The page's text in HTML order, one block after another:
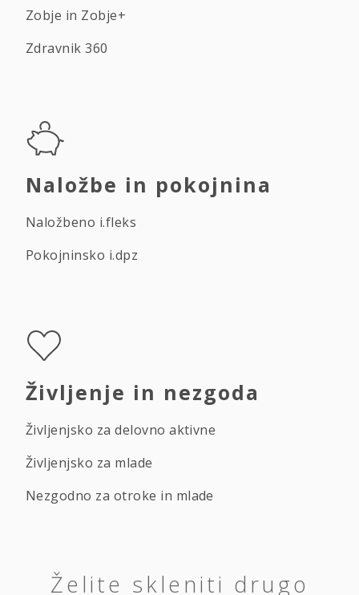
Zobje in Zobje+
Zdravnik 360
Naložbe in pokojnina
Naložbeno i.fleks
Pokojninsko i.dpz
Življenje in nezgoda
Življenjsko za delovno aktivne
Življenjsko za mlade
Nezgodno za otroke in mlade
Želite skleniti drugo